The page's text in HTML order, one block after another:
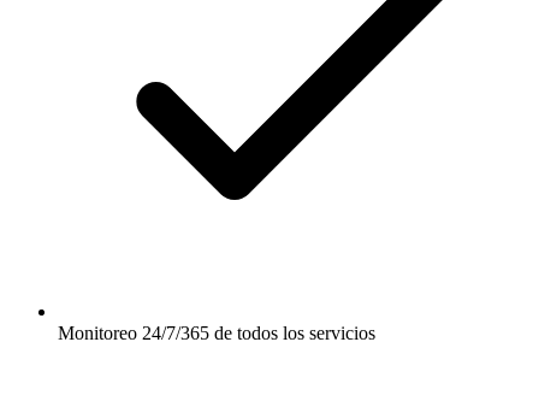
Monitoreo 24/7/365 de todos los servicios